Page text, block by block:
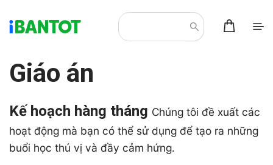
Giáo án
Kế hoạch hàng tháng Chúng tôi đề xuất các
hoạt động mà bạn có thể sử dụng để tạo ra những
buổi học thú vị và đầy cảm hứng.